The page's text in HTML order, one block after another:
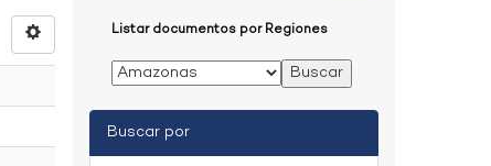
Listar documentos por Regiones
Buscar por